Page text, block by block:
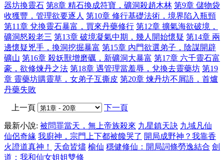
器坊換靈石 第8章 精石換成符寶，礦洞殺趙木林 第9章 儲物袋
收獲豐，管理欲要逐人 第10章 修行基礎法術，境界陷入瓶頸
第11章 兌換靈石暴富，買來丹藥修行 第12章 擴氣海欲破境，
礦洞怒殺老三 第13章 破境凝氣中期，幾人開始懷疑 第14章 兩
邊懷疑兇手，換洞挖掘暴富 第15章 內門欲選弟子，陰謀開辟
礦山 第16章 殺妖獸增磨礪，新礦洞大暴富 第17章 六千靈石富
豪，欲修煉丹之法 第18章 遇管理當羞辱，兌換去靈藥坊 第19
章 靈藥坊購靈草，女弟子互撕皮 第20章 煉丹坊不屑語，首爐
丹藥失敗
上一頁 下一頁
最新小說: 被問罪當天，無上帝族殺來 九星鎮天訣 九域凡仙
仙侶奇緣 我廚神，宗門上下都被饞哭了 開局成野神？我靠香
火證道真神！
天命皆燼 榆仙 穩健修仙：開局詞條勞逸結合 劍
道：我和仙女姐姐雙修